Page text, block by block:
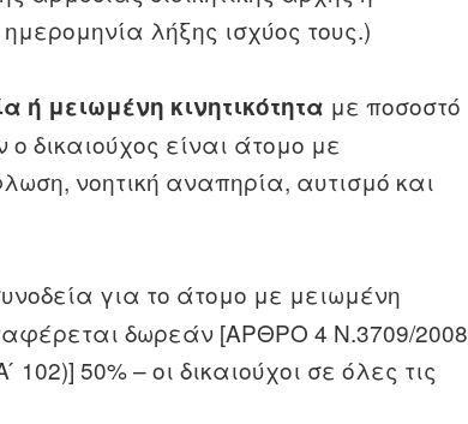
λήξης ισχύος τους.)
μειωμένη κινητικότητα με ποσοστό
δικαιούχος είναι άτομο με
νοητική αναπηρία, αυτισμό και
για το άτομο με μειωμένη
δωρεάν [ΑΡΘΡΟ 4 Ν.3709/2008
50% – οι δικαιούχοι σε όλες τις